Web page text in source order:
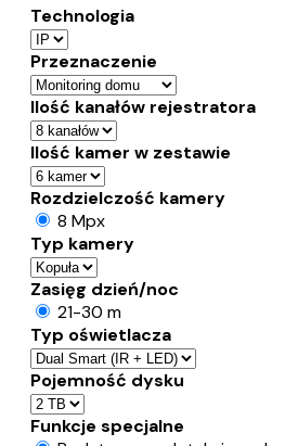
Technologia
Przeznaczenie
Ilość kanałów rejestratora
Ilość kamer w zestawie
Rozdzielczość kamery
8 Mpx
Typ kamery
Zasięg dzień/noc
21-30 m
Typ oświetlacza
Pojemność dysku
Funkcje specjalne